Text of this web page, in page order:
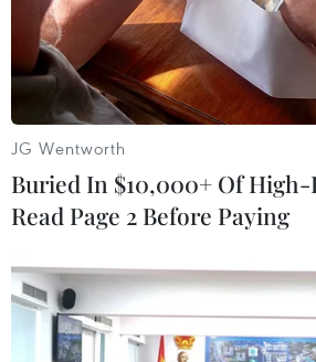
TIN LIÊN QUAN
JG Wentworth
Buried In $10,000+ Of
Read Page 2 Before Paying